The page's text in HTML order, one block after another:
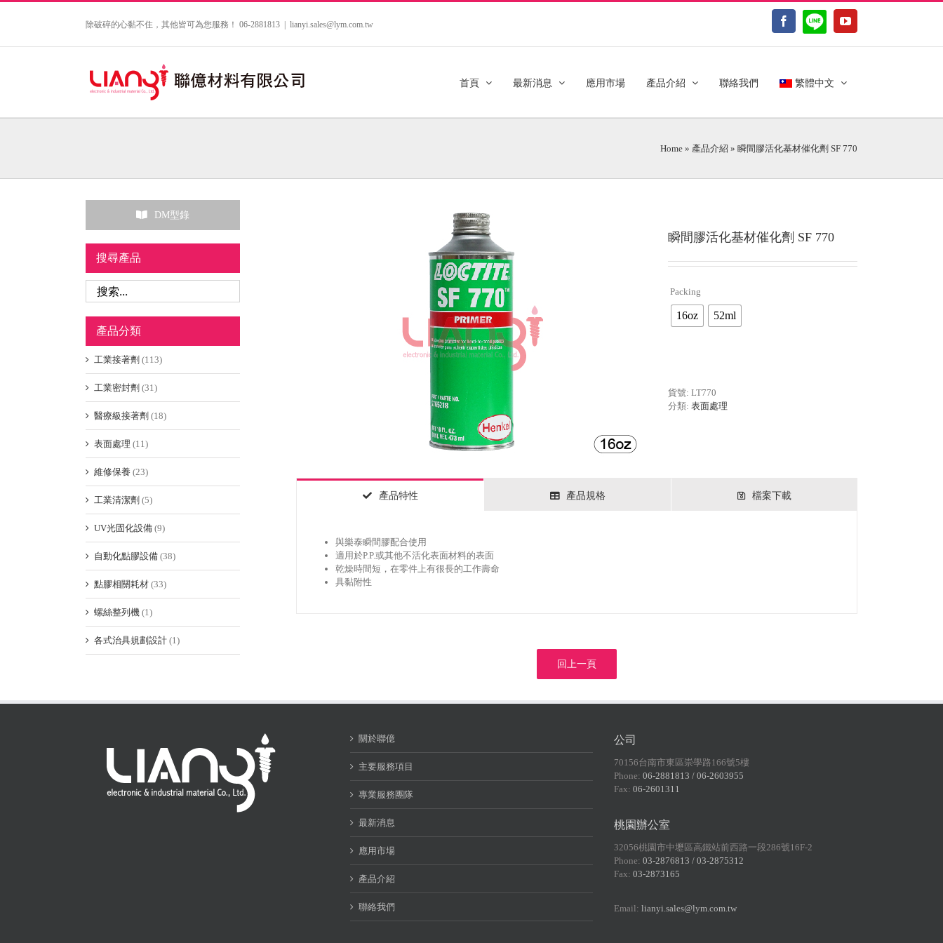
除破碎的心黏不住，其他皆可為您服務！ 06-2881813 | lianyi.sales@lym.com.tw Facebook
LINE@ YouTube
首頁 最新消息 應用市場 產品介紹 聯絡我們 繁體中文
Home » 產品介紹 » 瞬間膠活化基材催化劑 SF 770
瞬間膠活化基材催化劑 SF 770
Packing
16oz 52ml
貨號: LT770
分類: 表面處理
產品特性 產品規格 檔案下載
與樂泰瞬間膠配合使用
適用於P.P.或其他不活化表面材料的表面
乾燥時間短，在零件上有很長的工作壽命
具黏附性
回上一頁
DM型錄
搜尋產品
產品分類
工業接著劑 (113)
工業密封劑 (31)
醫療級接著劑 (18)
表面處理 (11)
維修保養 (23)
工業清潔劑 (5)
UV光固化設備 (9)
自動化點膠設備 (38)
點膠相關耗材 (33)
螺絲整列機 (1)
各式治具規劃設計 (1)
關於聯億
主要服務項目
專業服務團隊
最新消息
應用市場
產品介紹
聯絡我們
公司
70156台南市東區崇學路166號5樓
Phone:06-2881813 / 06-2603955
Fax:06-2601311
桃園辦公室
32056桃園市中壢區高鐵站前西路一段286號16F-2
Phone:03-2876813 / 03-2875312
Fax:03-2873165
Email:lianyi.sales@lym.com.tw